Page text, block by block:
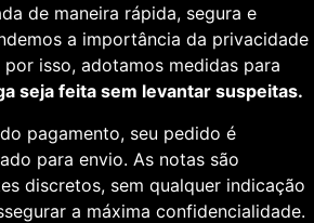
de maneira rápida, segura e
a importância da privacidade
isso, adotamos medidas para
seja feita sem levantar suspeitas.
pagamento, seu pedido é
para envio. As notas são
discretos, sem qualquer indicação
a máxima confidencialidade.